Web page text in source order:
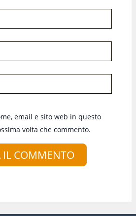
email e sito web in questo
volta che commento.